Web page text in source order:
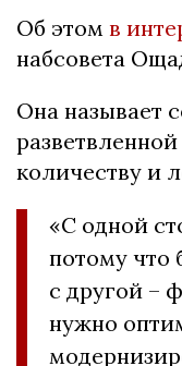
Об этом в
набсовета
Она называет
количеству и
«С одной
потому что
с другой –
нужно